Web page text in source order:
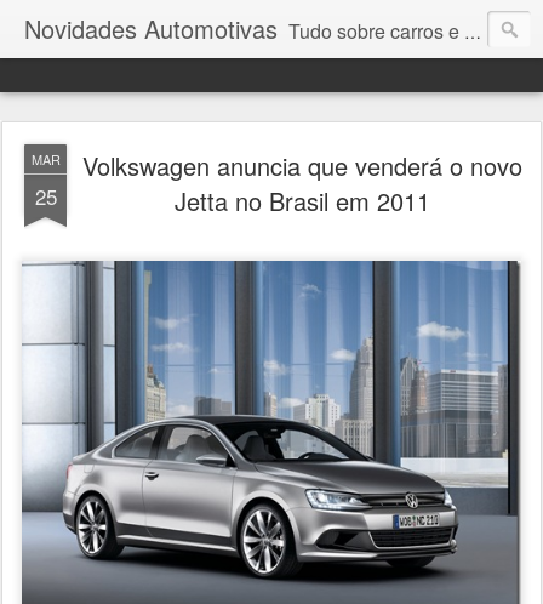
Novidades Automotivas Tudo sobre carros e motores
MAR
25
Volkswagen anuncia que venderá o novo
Jetta no Brasil em 2011